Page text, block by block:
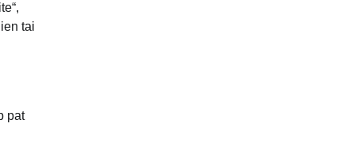
tai
pat